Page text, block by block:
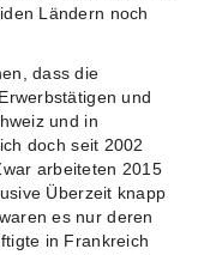
Ländern noch
dass die
und
und in
doch seit 2002
arbeiteten 2015
Überzeit knapp
es nur deren
in Frankreich